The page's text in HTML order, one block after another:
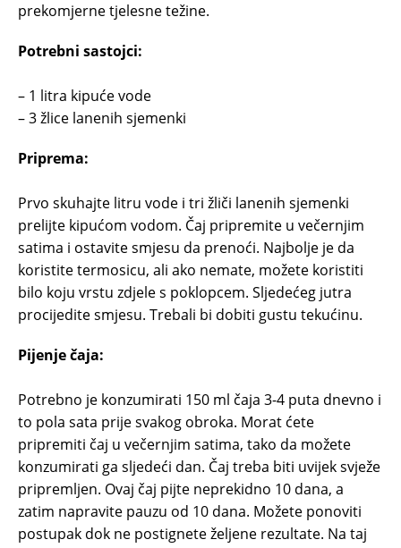
prekomjerne tjelesne težine.
Potrebni sastojci:
– 1 litra kipuće vode
– 3 žlice lanenih sjemenki
Priprema:
Prvo skuhajte litru vode i tri žliči lanenih sjemenki
prelijte kipućom vodom. Čaj pripremite u večernjim
satima i ostavite smjesu da prenoći. Najbolje je da
koristite termosicu, ali ako nemate, možete koristiti
bilo koju vrstu zdjele s poklopcem. Sljedećeg jutra
procijedite smjesu. Trebali bi dobiti gustu tekućinu.
Pijenje čaja:
Potrebno je konzumirati 150 ml čaja 3-4 puta dnevno i
to pola sata prije svakog obroka. Morat ćete
pripremiti čaj u večernjim satima, tako da možete
konzumirati ga sljedeći dan. Čaj treba biti uvijek svježe
pripremljen. Ovaj čaj pijte neprekidno 10 dana, a
zatim napravite pauzu od 10 dana. Možete ponoviti
postupak dok ne postignete željene rezultate. Na taj